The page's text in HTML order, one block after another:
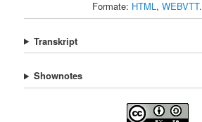
Formate: HTML, WEBVTT.
Transkript
Shownotes